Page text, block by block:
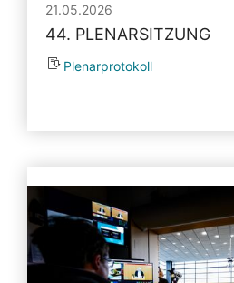
21.05.2026
44. PLENARSITZUNG
Plenarprotokoll